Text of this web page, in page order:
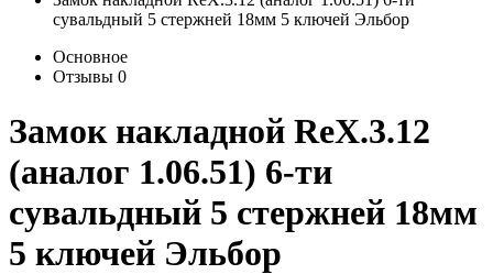
сувальдный 5 стержней 18мм 5 ключей Эльбор
Основное
Отзывы 0
Замок накладной RеХ.3.12
(аналог 1.06.51) 6-ти
сувальдный 5 стержней 18мм
5 ключей Эльбор